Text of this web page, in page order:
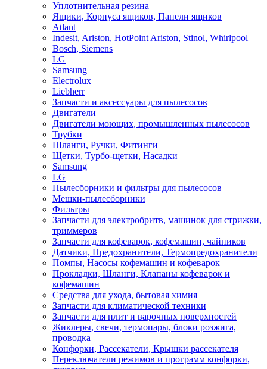
Уплотнительная резина
Ящики, Корпуса ящиков, Панели ящиков
Atlant
Indesit, Ariston, HotPoint Ariston, Stinol, Whirlpool
Bosch, Siemens
LG
Samsung
Electrolux
Liebherr
Запчасти и аксессуары для пылесосов
Двигатели
Двигатели моющих, промышленных пылесосов
Трубки
Шланги, Ручки, Фитинги
Щетки, Турбо-щетки, Насадки
Samsung
LG
Пылесборники и фильтры для пылесосов
Мешки-пылесборники
Фильтры
Запчасти для электробритв, машинок для стрижки,
триммеров
Запчасти для кофеварок, кофемашин, чайников
Датчики, Предохранители, Термопредохранители
Помпы, Насосы кофемашин и кофеварок
Прокладки, Шланги, Клапаны кофеварок и
кофемашин
Средства для ухода, бытовая химия
Запчасти для климатической техники
Запчасти для плит и варочных поверхностей
Жиклеры, свечи, термопары, блоки розжига,
проводка
Конфорки, Рассекатели, Крышки рассекателя
Переключатели режимов и программ конфорки,